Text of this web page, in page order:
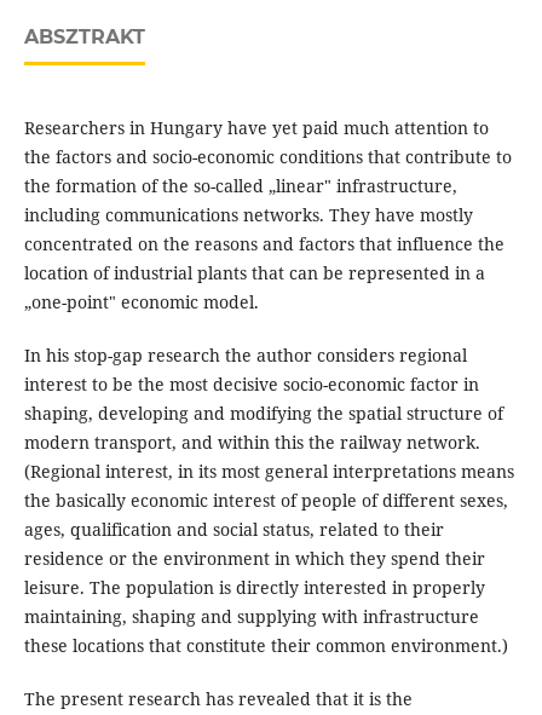
ABSZTRAKT
Researchers in Hungary have yet paid much attention to
the factors and socio-economic conditions that contribute to
the formation of the so-called „linear" infrastructure,
including communications networks. They have mostly
concentrated on the reasons and factors that influence the
location of industrial plants that can be represented in a
„one-point" economic model.
In his stop-gap research the author considers regional
interest to be the most decisive socio-economic factor in
shaping, developing and modifying the spatial structure of
modern transport, and within this the railway network.
(Regional interest, in its most general interpretations means
the basically economic interest of people of different sexes,
ages, qualification and social status, related to their
residence or the environment in which they spend their
leisure. The population is directly interested in properly
maintaining, shaping and supplying with infrastructure
these locations that constitute their common environment.)
The present research has revealed that it is the